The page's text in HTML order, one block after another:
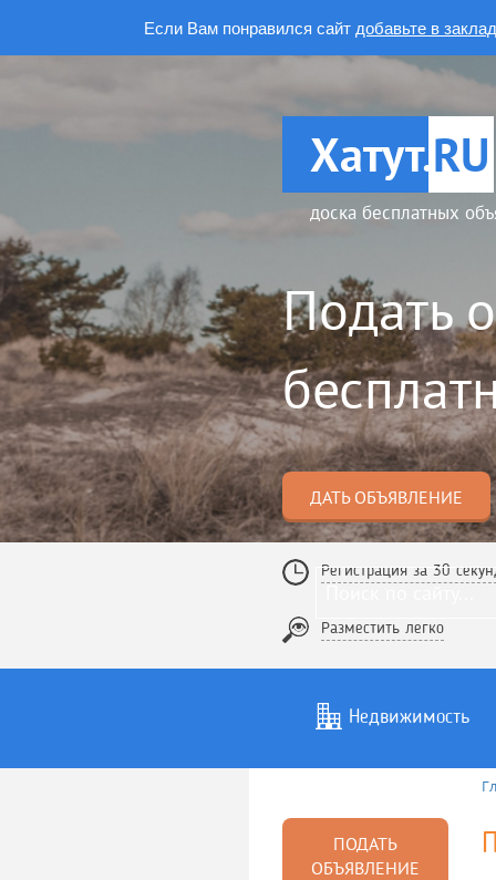
Если Вам понравился сайт добавьте в
Хатут.RU
доска бесплатных
Подать
ДАТЬ ОБЪЯВЛЕНИЕ
Регистрация за 30
Разместить легко
Недвижимость
Услуги
ПОДАТЬ
ОБЪЯВЛЕНИЕ